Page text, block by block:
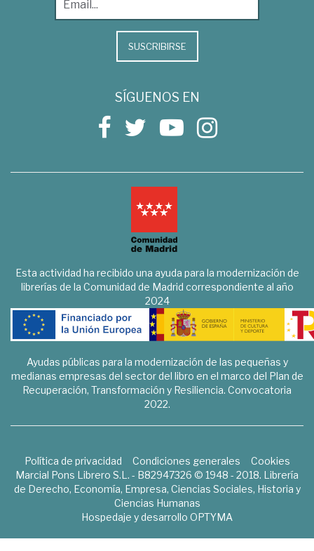
SUSCRIBIRSE
SÍGUENOS EN
Esta actividad ha recibido una ayuda para la modernización de
librerías de la Comunidad de Madrid correspondiente al año
2024
Ayudas públicas para la modernización de las pequeñas y
medianas empresas del sector del libro en el marco del Plan de
Recuperación, Transformación y Resiliencia. Convocatoria
2022.
Política de privacidad Condiciones generales
Cookies
Marcial Pons Librero S.L. - B82947326 © 1948 - 2018. Librería
de Derecho, Economía, Empresa, Ciencias Sociales, Historia y
Ciencias Humanas
Hospedaje y desarrollo OPTYMA